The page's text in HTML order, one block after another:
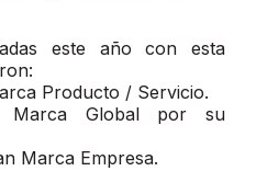
este año con esta
Producto / Servicio.
Global por su
Marca Empresa.